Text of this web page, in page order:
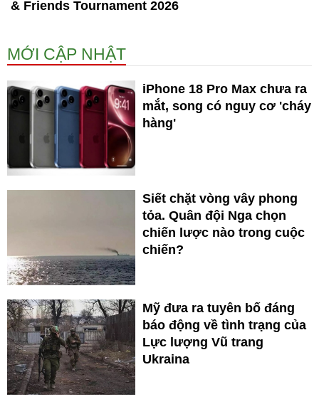
& Friends Tournament 2026
MỚI CẬP NHẬT
iPhone 18 Pro Max chưa ra
mắt, song có nguy cơ 'cháy
hàng'
Siết chặt vòng vây phong
tỏa. Quân đội Nga chọn
chiến lược nào trong cuộc
chiến?
Mỹ đưa ra tuyên bố đáng
báo động về tình trạng của
Lực lượng Vũ trang
Ukraina